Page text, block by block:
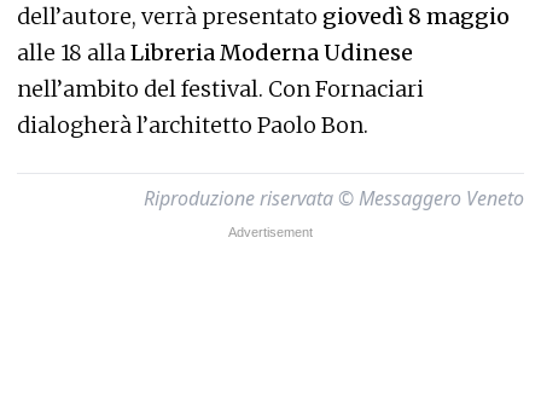
dell’autore, verrà presentato giovedì 8 maggio
alle 18 alla Libreria Moderna Udinese
nell’ambito del festival. Con Fornaciari
dialogherà l’architetto Paolo Bon.
Riproduzione riservata © Messaggero Veneto